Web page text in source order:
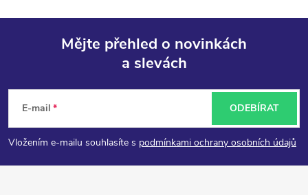
p
a
Mějte přehled o novinkách
a slevách
E-mail
Vložením e-mailu souhlasíte s podmínkami ochrany osobních údajů
ODEBÍRAT